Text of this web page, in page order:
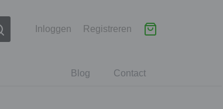
Inloggen Registreren
Contact
Blog